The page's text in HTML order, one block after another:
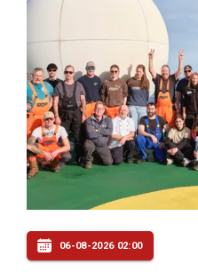
06-08-2026 02:00